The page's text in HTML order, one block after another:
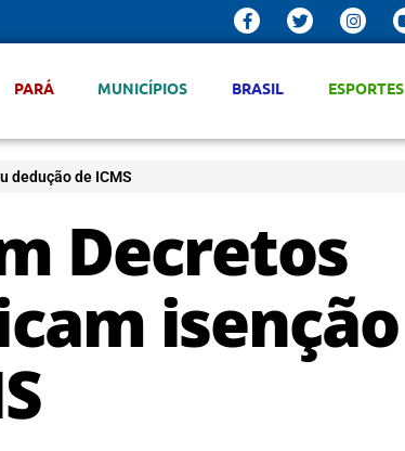
PARÁ MUNICÍPIOS BRASIL ESPORTES
dedução de ICMS
Decretos
isenção